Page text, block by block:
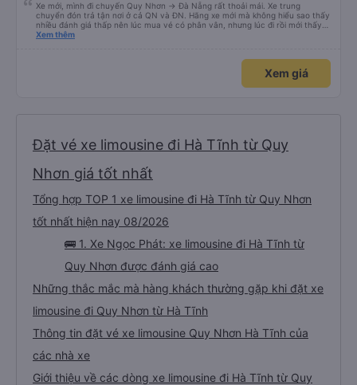
Xe mới, mình đi chuyến Quy Nhơn -> Đà Nẵng rất thoải mái. Xe trung
chuyển đón trả tận nơi ở cả QN và ĐN. Hãng xe mới mà không hiểu sao thấy
nhiều đánh giá thấp nên lúc mua vé có phân vân, nhưng lúc đi rồi mới thấy
tuyệt vời. Mọi nhân viên đều thân thiện, nhiệt tình. Nhắn tin cho anh phụ lái
hoà mạnh, sạch sẽ. Không hiểu sao nhiều đánh giá thấp? Mọi người ủng hộ
nhé, mình đi Quy Nhơn về Đà Nẵng mà cả xe có 7 khách, nhìn thương. Chúc
Xem thêm
Xem giá
Đặt vé xe limousine đi Hà Tĩnh từ Quy
Nhơn giá tốt nhất
Tổng hợp TOP 1 xe limousine đi Hà Tĩnh từ Quy Nhơn
tốt nhất hiện nay 08/2026
🚌 1. Xe Ngọc Phát: xe limousine đi Hà Tĩnh từ
Quy Nhơn được đánh giá cao
Những thắc mắc mà hàng khách thường gặp khi đặt xe
limousine đi Quy Nhơn từ Hà Tĩnh
Thông tin đặt vé xe limousine Quy Nhơn Hà Tĩnh của
các nhà xe
Giới thiệu về các dòng xe limousine đi Hà Tĩnh từ Quy